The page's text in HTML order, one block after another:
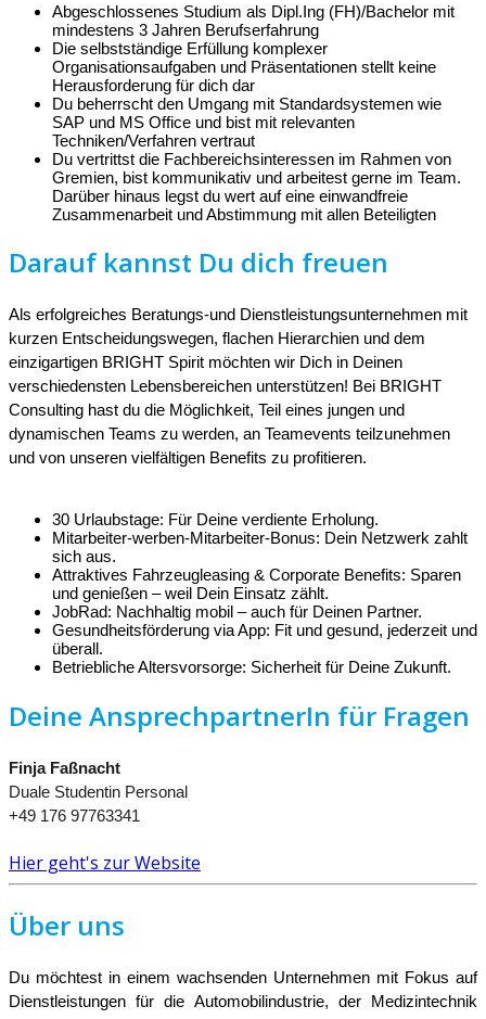
Abgeschlossenes Studium als Dipl.Ing (FH)/Bachelor mit
mindestens 3 Jahren Berufserfahrung
Die selbstständige Erfüllung komplexer
Organisationsaufgaben und Präsentationen stellt keine
Herausforderung für dich dar
Du beherrscht den Umgang mit Standardsystemen wie
SAP und MS Office und bist mit relevanten
Techniken/Verfahren vertraut
Du vertrittst die Fachbereichsinteressen im Rahmen von
Gremien, bist kommunikativ und arbeitest gerne im Team.
Darüber hinaus legst du wert auf eine einwandfreie
Zusammenarbeit und Abstimmung mit allen Beteiligten
Darauf kannst Du dich freuen
Als erfolgreiches Beratungs-und Dienstleistungsunternehmen mit
kurzen Entscheidungswegen, flachen Hierarchien und dem
einzigartigen BRIGHT Spirit möchten wir Dich in Deinen
verschiedensten Lebensbereichen unterstützen! Bei BRIGHT
Consulting hast du die Möglichkeit, Teil eines jungen und
dynamischen Teams zu werden, an Teamevents teilzunehmen
und von unseren vielfältigen Benefits zu profitieren.
30 Urlaubstage: Für Deine verdiente Erholung.
Mitarbeiter-werben-Mitarbeiter-Bonus: Dein Netzwerk zahlt
sich aus.
Attraktives Fahrzeugleasing & Corporate Benefits: Sparen
und genießen – weil Dein Einsatz zählt.
JobRad: Nachhaltig mobil – auch für Deinen Partner.
Gesundheitsförderung via App: Fit und gesund, jederzeit und
überall.
Betriebliche Altersvorsorge: Sicherheit für Deine Zukunft.
Deine AnsprechpartnerIn für Fragen
Finja Faßnacht
Duale Studentin Personal
+49 176 97763341
Hier geht's zur Website
Über uns
Du möchtest in einem wachsenden Unternehmen mit Fokus auf
Dienstleistungen für die Automobilindustrie, der Medizintechnik